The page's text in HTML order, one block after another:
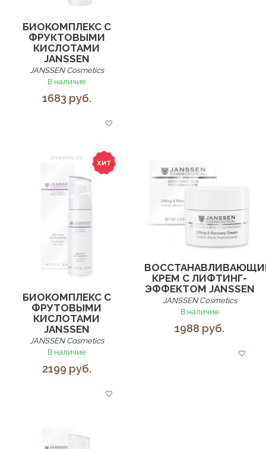
БИОКОМПЛЕКС С
ФРУКТОВЫМИ
КИСЛОТАМИ
JANSSEN
JANSSEN Cosmetics
В наличие
1683 руб.
БИОКОМПЛЕКС С
ФРУТОВЫМИ
КИСЛОТАМИ
JANSSEN
JANSSEN Cosmetics
В наличие
2199 руб.
КРЕМ С ЛИФТИНГ-
ЭФФЕКТОМ JANSSEN
JANSSEN Cosmetics
В наличие
1988 руб.